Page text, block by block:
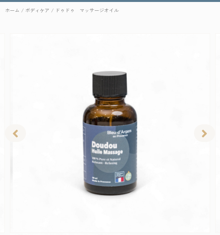
ホーム / ボディケア / ドゥドゥ マッサージオイル